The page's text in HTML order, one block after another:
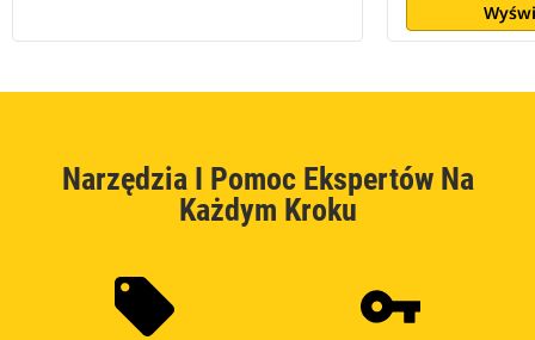
Narzędzia I Pomoc Ekspertów Na
Każdym Kroku